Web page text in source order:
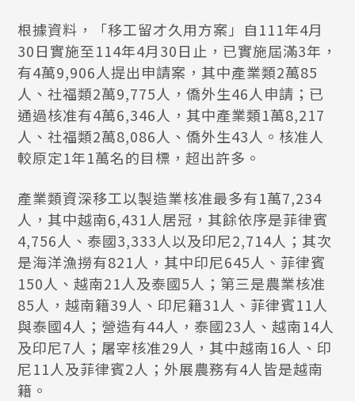
根據資料，「移工留才久用方案」自111年4月
30日實施至114年4月30日止，已實施屆滿3年，
有4萬9,906人提出申請案，其中產業類2萬85
人、社福類2萬9,775人，僑外生46人申請；已
通過核准有4萬6,346人，其中產業類1萬8,217
人、社福類2萬8,086人、僑外生43人。核准人
較原定1年1萬名的目標，超出許多。
產業類資深移工以製造業核准最多有1萬7,234
人，其中越南6,431人居冠，其餘依序是菲律賓
4,756人、泰國3,333人以及印尼2,714人；其次
是海洋漁撈有821人，其中印尼645人、菲律賓
150人、越南21人及泰國5人；第三是農業核准
85人，越南籍39人、印尼籍31人、菲律賓11人
與泰國4人；營造有44人，泰國23人、越南14人
及印尼7人；屠宰核准29人，其中越南16人、印
尼11人及菲律賓2人；外展農務有4人皆是越南
籍。